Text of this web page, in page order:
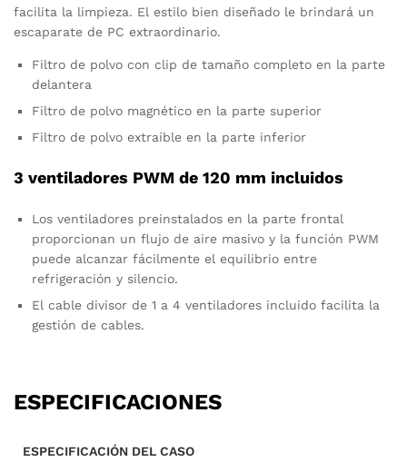
facilita la limpieza. El estilo bien diseñado le brindará un
escaparate de PC extraordinario.
Filtro de polvo con clip de tamaño completo en la parte
delantera
Filtro de polvo magnético en la parte superior
Filtro de polvo extraíble en la parte inferior
3 ventiladores PWM de 120 mm incluidos
Los ventiladores preinstalados en la parte frontal
proporcionan un flujo de aire masivo y la función PWM
puede alcanzar fácilmente el equilibrio entre
refrigeración y silencio.
El cable divisor de 1 a 4 ventiladores incluido facilita la
gestión de cables.
ESPECIFICACIONES
ESPECIFICACIÓN DEL CASO